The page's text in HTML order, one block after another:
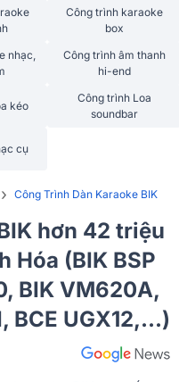
Công trình karaoke
box
nhạc,
Công trình âm thanh
hi-end
kéo
Công trình Loa
soundbar
cụ
› Công Trình Dàn Karaoke BIK
hơn 42 triệu
Hóa (BIK BSP
BIK VM620A,
BCE UGX12,...)